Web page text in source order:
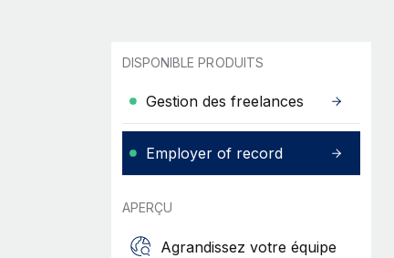
DISPONIBLE PRODUITS
Gestion des freelances
Employer of record
APERÇU
Agrandissez votre équipe